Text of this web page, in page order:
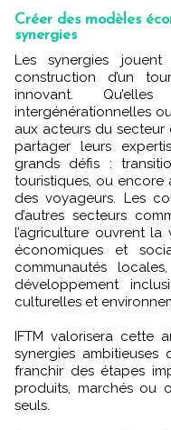
Créer des modèles
synergies
Les synergies jouent un rôle fondamental dans la
construction d’un
innovant.
intergénérationnelles
aux acteurs du secteur
partager leurs
grands défis :
touristiques, ou
des voyageurs. Les
d’autres secteurs
l’agriculture ouvrent
économiques et
communautés
développement
culturelles et
IFTM valorisera cette
synergies
franchir des étapes
produits, marchés ou
seuls.